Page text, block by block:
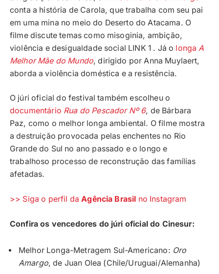
conta a história de Carola, que trabalha com seu pai
em uma mina no meio do Deserto do Atacama. O
filme discute temas como misoginia, ambição,
violência e desigualdade social LINK 1 . Já o longaA
Melhor Mãe do Mundo, dirigido por Anna Muylaert,
aborda a violência doméstica e a resistência.
O júri oficial do festival também escolheu o
documentário Rua do Pescador Nº 6, de Bárbara
Paz, como o melhor longa ambiental. O filme mostra
a destruição provocada pelas enchentes no Rio
Grande do Sul no ano passado e o longo e
trabalhoso processo de reconstrução das famílias
afetadas.
>> Siga o perfil da Agência Brasil no Instagram
Confira os vencedores do júri oficial do Cinesur:
Melhor Longa-Metragem Sul-Americano: Oro
Amargo, de Juan Olea (Chile/Uruguai/Alemanha)